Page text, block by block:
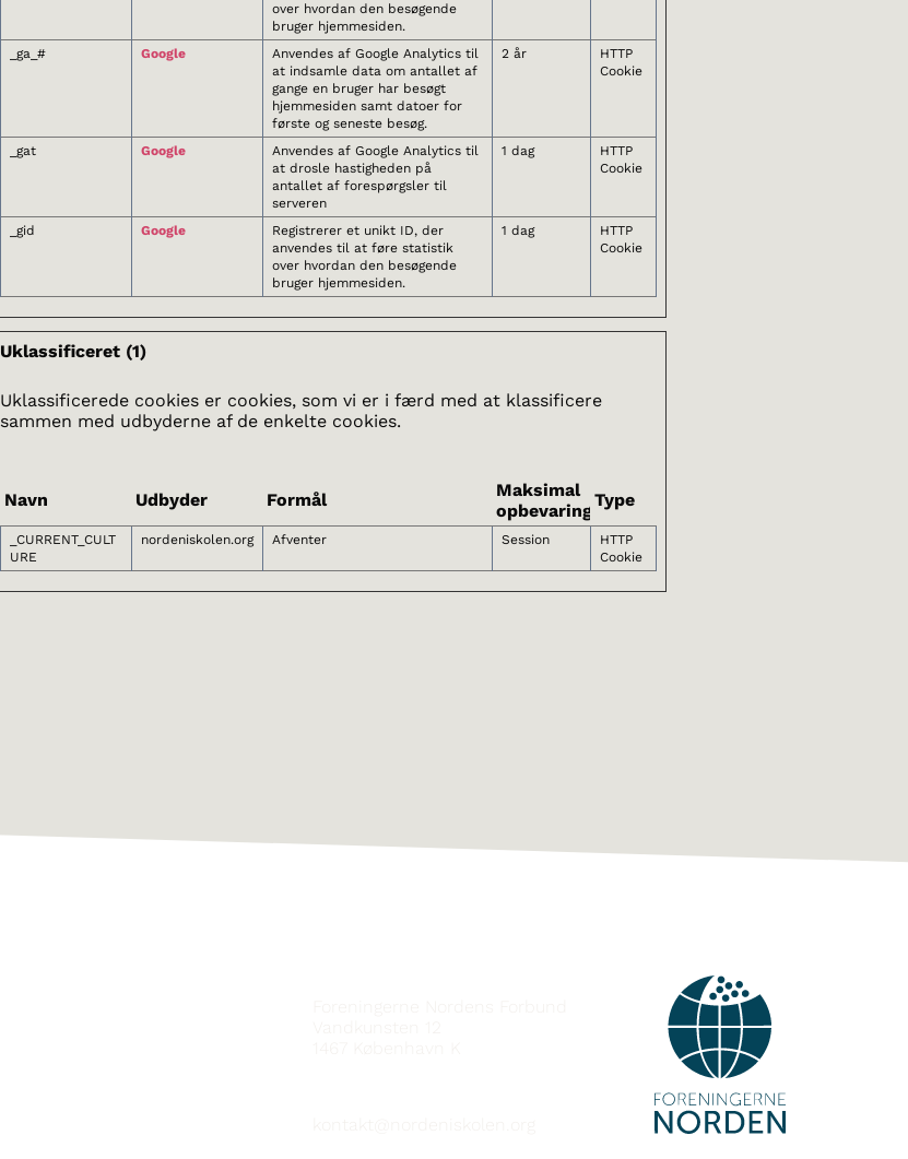
over hvordan den besøgende
bruger hjemmesiden.
_ga_# Google
Anvendes af Google Analytics til
at indsamle data om antallet af
gange en bruger har besøgt
hjemmesiden samt datoer for
første og seneste besøg.
2 år
HTTP
Cookie
_gat Google
Anvendes af Google Analytics til
at drosle hastigheden på
antallet af forespørgsler til
serveren
1 dag
HTTP
Cookie
_gid Google
Registrerer et unikt ID, der
anvendes til at føre statistik
over hvordan den besøgende
bruger hjemmesiden.
1 dag
HTTP
Cookie
Uklassificeret (1)
Uklassificerede cookies er cookies, som vi er i færd med at klassificere
sammen med udbyderne af de enkelte cookies.
Navn Udbyder Formål
Maksimal
opbevaringstid
Type
_CURRENT_CULT
URE
nordeniskolen.org Afventer Session
HTTP
Cookie